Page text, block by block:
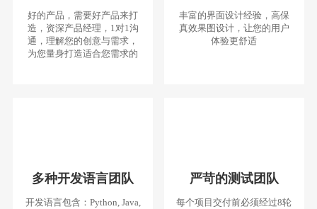
好的产品，需要好产品来打
造，资深产品经理，1对1沟
通，理解您的创意与需求，
为您量身打造适合您需求的
丰富的界面设计经验，高保
真效果图设计，让您的用户
体验更舒适
多种开发语言团队
开发语言包含：Python, Java,
严苛的测试团队
每个项目交付前必须经过8轮